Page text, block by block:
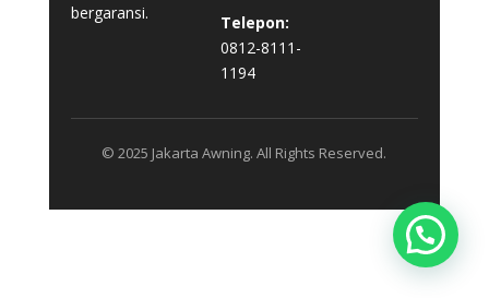
bergaransi.
Telepon:
0812-8111-
1194
© 2025 Jakarta Awning. All Rights Reserved.